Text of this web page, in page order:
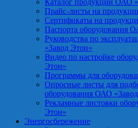
Каталог продукции ОАО
Прайс-листы на
Сертификаты на
Паспорта оборудования
Руководства по
«Завод Этон»
Видео по настройке
Этон»
Программы для
Опросные листы для
оборудования ОАО
Рекламные листовки
Этон»
Энергосбережение